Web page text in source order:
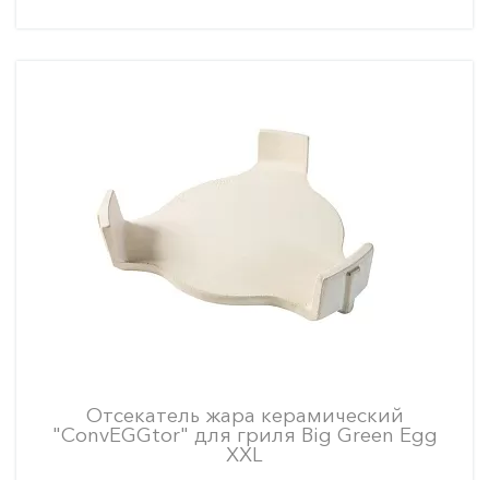
Отсекатель жара керамический
"ConvEGGtor" для гриля Big Green Egg
XXL